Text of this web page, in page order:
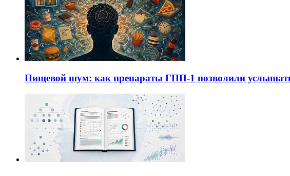
Пищевой шум: как препараты ГПП-1 позволили